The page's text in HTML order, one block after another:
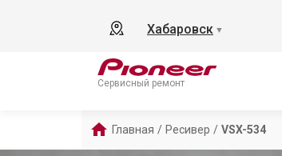
Хабаровск ▼
Сервисный ремонт
Главная / Ресивер / VSX-534